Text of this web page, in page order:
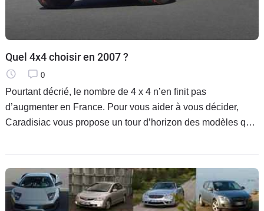
Quel 4x4 choisir en 2007 ?
0
Pourtant décrié, le nombre de 4 x 4 n’en finit pas
d’augmenter en France. Pour vous aider à vous décider,
Caradisiac vous propose un tour d’horizon des modèles qui
Citroën